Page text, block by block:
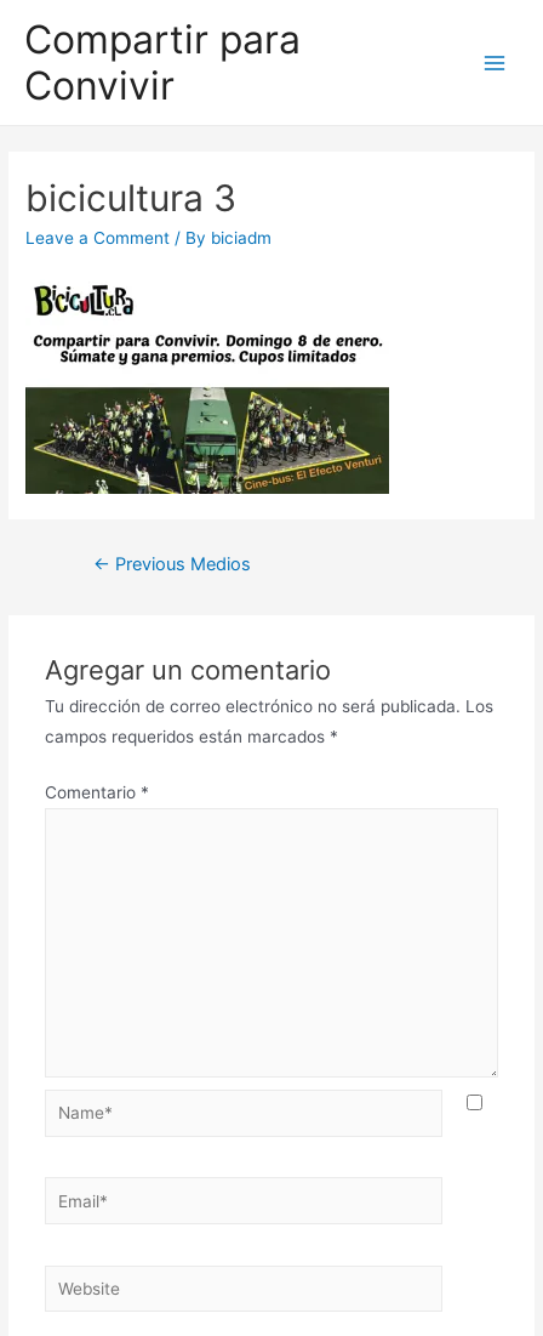
Compartir para
Convivir
bicicultura 3
Leave a Comment / By biciadm
← Previous Medios
Agregar un comentario
Tu dirección de correo electrónico no será publicada. Los
campos requeridos están marcados *
Comentario *